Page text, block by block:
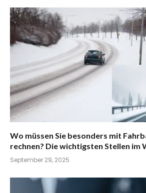
Wo müssen Sie besonders mit
rechnen? Die wichtigsten Stellen im
September 29, 2025